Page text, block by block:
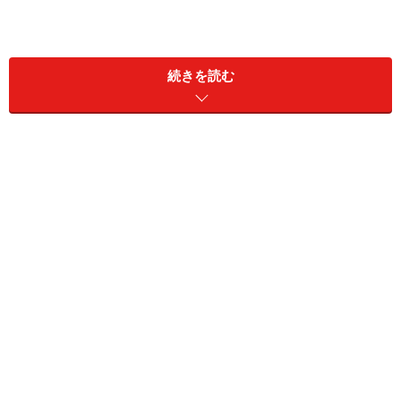
業からの要望に応えて策定された、経理・財務の専門ス
キルを的確に評価するための「モノサシ」ですが、2005
年には、これに準拠した新検定試験「経理・財務スキル
続きを読む